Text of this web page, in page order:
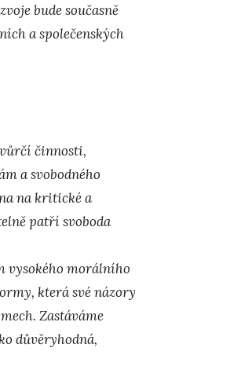
bude současně
a společenských
činnosti,
a svobodného
na kritické a
patří svoboda
vysokého morálního
která své názory
Zastáváme
důvěryhodná,